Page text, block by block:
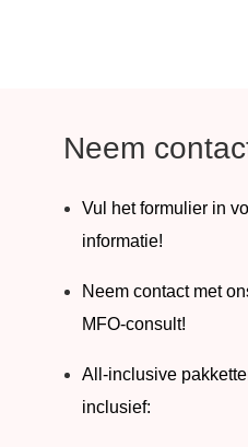
Neem
Vul het formulier in
informatie!
Neem contact met
MFO-consult!
All-inclusive
inclusief: